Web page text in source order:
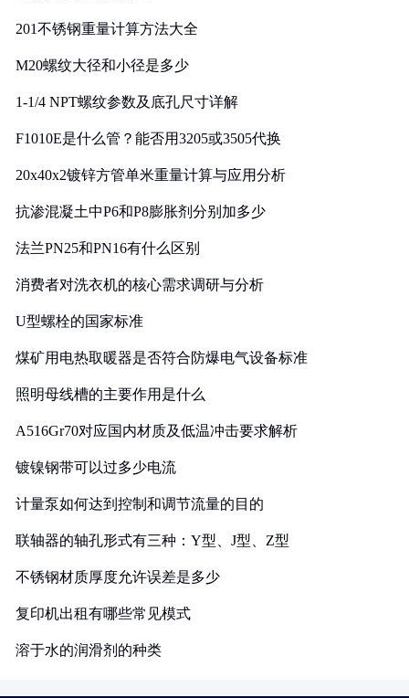
201不锈钢重量计算方法大全
M20螺纹大径和小径是多少
1-1/4 NPT螺纹参数及底孔尺寸详解
F1010E是什么管？能否用3205或3505代换
20x40x2镀锌方管单米重量计算与应用分析
抗渗混凝土中P6和P8膨胀剂分别加多少
法兰PN25和PN16有什么区别
消费者对洗衣机的核心需求调研与分析
U型螺栓的国家标准
煤矿用电热取暖器是否符合防爆电气设备标准
照明母线槽的主要作用是什么
A516Gr70对应国内材质及低温冲击要求解析
镀镍钢带可以过多少电流
计量泵如何达到控制和调节流量的目的
联轴器的轴孔形式有三种：Y型、J型、Z型
不锈钢材质厚度允许误差是多少
复印机出租有哪些常见模式
溶于水的润滑剂的种类